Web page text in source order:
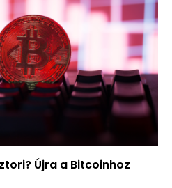
Újra a Bitcoinhoz